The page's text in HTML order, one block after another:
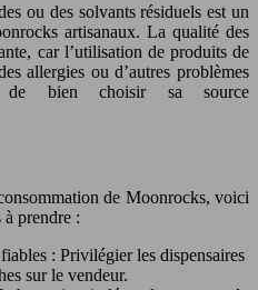
ou des solvants résiduels est un
artisanaux. La qualité des
car l’utilisation de produits de
allergies ou d’autres problèmes
bien choisir sa source
de Moonrocks, voici
prendre :
: Privilégier les dispensaires
sur le vendeur.